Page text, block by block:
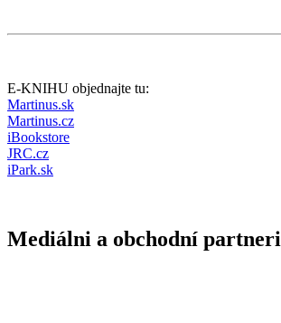
E-KNIHU objednajte tu:
Martinus.sk
Martinus.cz
iBookstore
JRC.cz
iPark.sk
Mediálni a obchodní partneri